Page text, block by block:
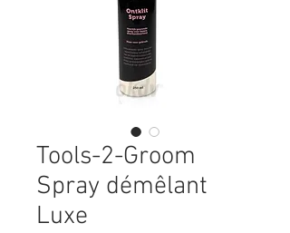
Tools-2-Groom
Spray démêlant
Luxe